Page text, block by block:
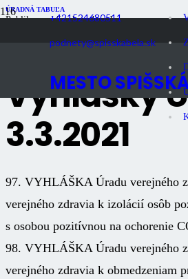
+421524680511
podnety@spisskabela.sk
MESTO
ÚRADNÁ TABUĽA
Publikované5 rokov dozadu
Vyhlášky
3.3.2021
97. VYHLÁŠKA Úradu verejného
verejného zdravia k izolácií osôb
s osobou pozitívnou na ochorenie
98. VYHLÁŠKA Úradu verejného
verejného zdravia k obmedzeniam